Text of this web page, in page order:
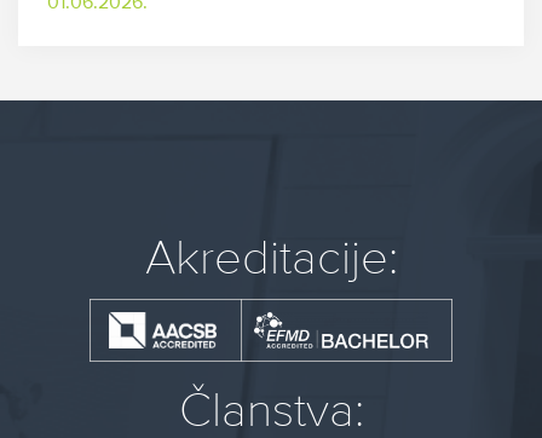
Akreditacije:
Članstva: